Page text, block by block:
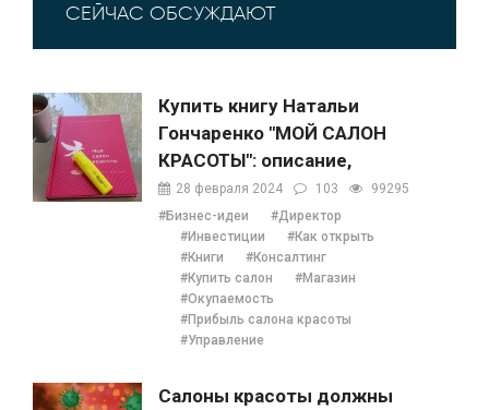
СЕЙЧАС ОБСУЖДАЮТ
Купить книгу Натальи
Гончаренко "МОЙ САЛОН
КРАСОТЫ": описание,
содержание, отзывы,
бонусы и 1 глава
28 февраля 2024 103
99295
#Бизнес-идеи
#Директор
#Инвестиции
#Как открыть
#Книги
#Консалтинг
#Купить салон
#Магазин
#Окупаемость
#Прибыль салона красоты
#Управление
Салоны красоты должны